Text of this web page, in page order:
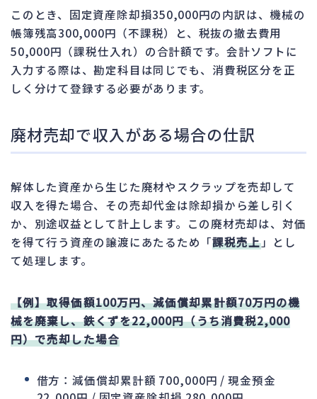
このとき、固定資産除却損350,000円の内訳は、機械の
帳簿残高300,000円（不課税）と、税抜の撤去費用
50,000円（課税仕入れ）の合計額です。会計ソフトに
入力する際は、勘定科目は同じでも、消費税区分を正
しく分けて登録する必要があります。
廃材売却で収入がある場合の仕訳
解体した資産から生じた廃材やスクラップを売却して
収入を得た場合、その売却代金は除却損から差し引く
か、別途収益として計上します。この廃材売却は、対価
を得て行う資産の譲渡にあたるため「課税売上」とし
て処理します。
【例】取得価額100万円、減価償却累計額70万円の機
械を廃棄し、鉄くずを22,000円（うち消費税2,000
円）で売却した場合
借方：減価償却累計額 700,000円 / 現金預金